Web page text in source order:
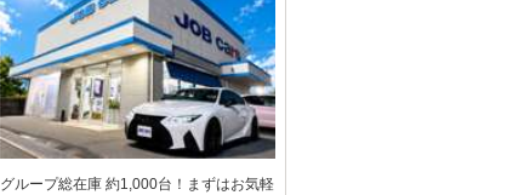
グループ総在庫 約1,000台！まずはお気軽